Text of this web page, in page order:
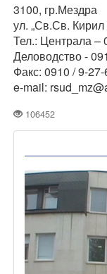
3100, гр.Мездра
ул. „Св.Св.
Тел.: Централа –
Деловодство -
Факс: 0910 / 9-
e-mail:
106452